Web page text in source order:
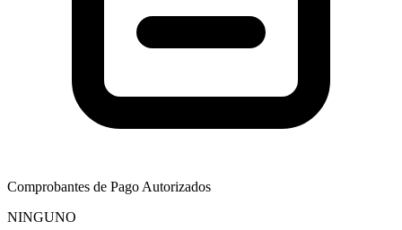
Comprobantes de Pago Autorizados
NINGUNO